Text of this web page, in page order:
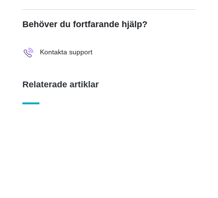
Behöver du fortfarande hjälp?
Kontakta support
Relaterade artiklar